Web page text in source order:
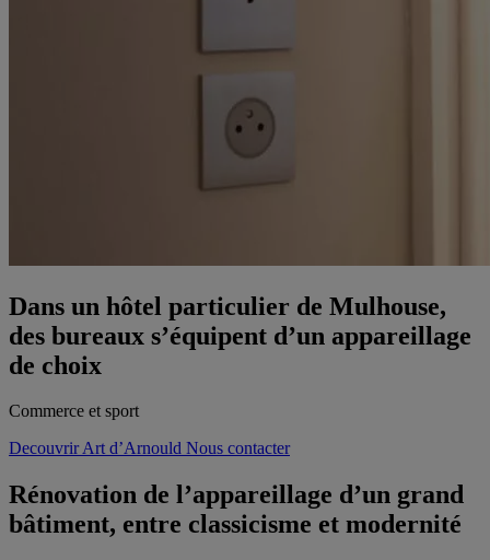
Dans un hôtel particulier de Mulhouse,
des bureaux s’équipent d’un appareillage
de choix
Commerce et sport
Decouvrir Art d’Arnould Nous contacter
Rénovation de l’appareillage d’un grand
bâtiment, entre classicisme et modernité